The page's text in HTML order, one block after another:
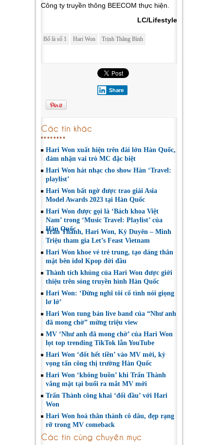
Công ty truyền thông BEECOM thực hiện.
LC/Lifestyle
Bố là số 1 Hari Won Trịnh Thăng Bình
Share
Các tin khác
Hari Won xuất hiện trên đài lớn Hàn Quốc,
đảm nhận vai trò MC đặc biệt
Hari Won hát nhạc cho show Hàn ‘Travel:
playlist’
Hari Won bất ngờ được trao giải Asia
Model Awards 2023 tại Hàn Quốc
Hari Won được gọi là ‘Bách khoa Việt
Nam’ trong ‘Music Travel: Playlist’ của
Hàn Quốc
Trấn Thành, Hari Won, Kỳ Duyên – Minh
Triệu tham gia Let’s Feast Vietnam
Hari Won khoe vẻ trẻ trung, tạo dáng thân
mật bên idol Kpop đời đầu
Thành tích khủng của Hari Won được giới
thiệu trên sóng truyền hình Hàn Quốc
Hari Won: ‘Đừng nghĩ tôi cố tình nói giọng
lơ lớ’
Hari Won tung bản live band của “Như anh
đã mong chờ” mừng triệu view
MV ‘Như anh đã mong chờ’ của Hari Won
lọt top trending TikTok lẫn YouTube
Hari Won ‘đốt hết tiền’ vào MV mới, kỳ
vọng tấn công thị trường Hàn Quốc
Hari Won ‘không buồn’ khi Trấn Thành
vắng mặt tại buổi ra mắt MV mới
Trấn Thành công khai ‘đối đầu’ với Hari
Won
Hari Won hoá thân thành cô dâu, đẹp rạng
rỡ trong MV comeback
Các tin cùng chuyên mục